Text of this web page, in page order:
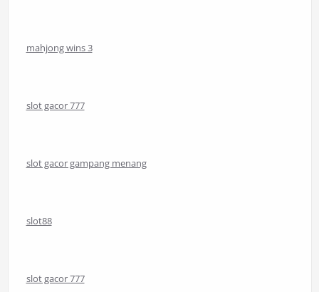
mahjong wins 3
slot gacor 777
slot gacor gampang menang
slot88
slot gacor 777